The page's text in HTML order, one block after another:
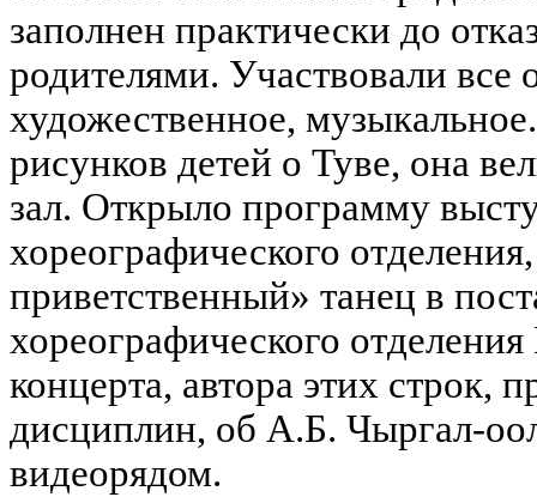
заполнен практически до
родителями. Участвовали все
художественное,
рисунков детей о Туве, она
зал. Открыло программу
хореографического
приветственный» танец в
хореографического
концерта, автора этих строк,
дисциплин, об А.Б. Чыргал-
видеорядом.